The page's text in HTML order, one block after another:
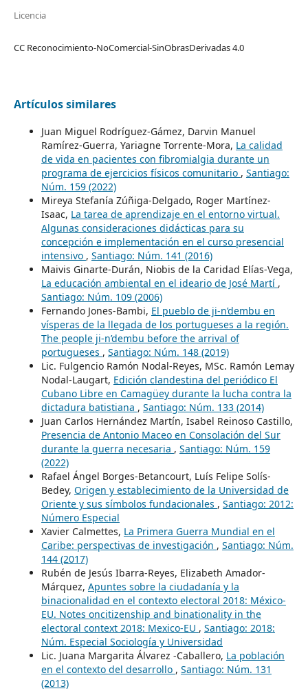
Licencia
CC Reconocimiento-NoComercial-SinObrasDerivadas 4.0
Artículos similares
Juan Miguel Rodríguez-Gámez, Darvin Manuel
Ramírez-Guerra, Yariagne Torrente-Mora, La calidad
de vida en pacientes con fibromialgia durante un
programa de ejercicios físicos comunitario , Santiago:
Núm. 159 (2022)
Mireya Stefanía Zúñiga-Delgado, Roger Martínez-
Isaac, La tarea de aprendizaje en el entorno virtual.
Algunas consideraciones didácticas para su
concepción e implementación en el curso presencial
intensivo , Santiago: Núm. 141 (2016)
Maivis Ginarte-Durán, Niobis de la Caridad Elías-Vega,
La educación ambiental en el ideario de José Martí ,
Santiago: Núm. 109 (2006)
Fernando Jones-Bambi, El pueblo de ji-n’dembu en
vísperas de la llegada de los portugueses a la región.
The people ji-n’dembu before the arrival of
portugueses , Santiago: Núm. 148 (2019)
Lic. Fulgencio Ramón Nodal-Reyes, MSc. Ramón Lemay
Nodal-Laugart, Edición clandestina del periódico El
Cubano Libre en Camagüey durante la lucha contra la
dictadura batistiana , Santiago: Núm. 133 (2014)
Juan Carlos Hernández Martín, Isabel Reinoso Castillo,
Presencia de Antonio Maceo en Consolación del Sur
durante la guerra necesaria , Santiago: Núm. 159
(2022)
Rafael Ángel Borges-Betancourt, Luís Felipe Solís-
Bedey, Origen y establecimiento de la Universidad de
Oriente y sus símbolos fundacionales , Santiago: 2012:
Número Especial
Xavier Calmettes, La Primera Guerra Mundial en el
Caribe: perspectivas de investigación , Santiago: Núm.
144 (2017)
Rubén de Jesús Ibarra-Reyes, Elizabeth Amador-
Márquez, Apuntes sobre la ciudadanía y la
binacionalidad en el contexto electoral 2018: México-
EU. Notes oncitizenship and binationality in the
electoral context 2018: Mexico-EU , Santiago: 2018:
Núm. Especial Sociología y Universidad
Lic. Juana Margarita Álvarez -Caballero, La población
en el contexto del desarrollo , Santiago: Núm. 131
(2013)